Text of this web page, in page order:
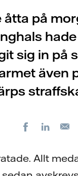
på
sig in på
även
Facebook
Allt